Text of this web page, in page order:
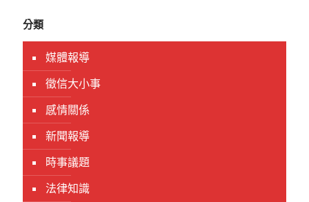
分類
媒體報導
徵信大小事
感情關係
新聞報導
時事議題
法律知識